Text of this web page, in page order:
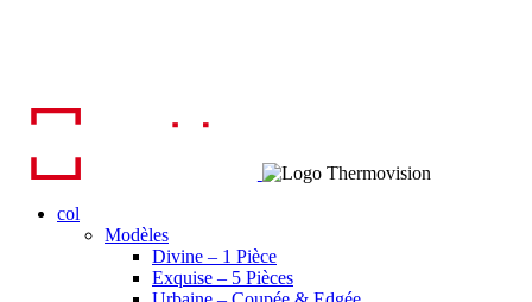
col
Modèles
Divine – 1 Pièce
Exquise – 5 Pièces